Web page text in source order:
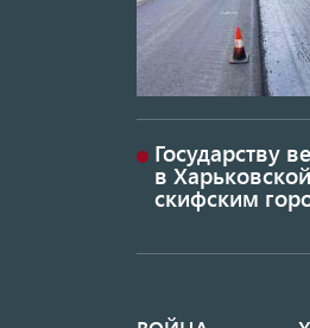
Государству
в
скифским